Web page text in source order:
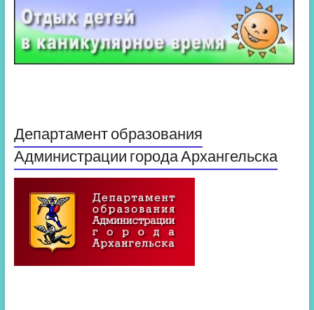
Департамент образования
Администрации города Архангельска